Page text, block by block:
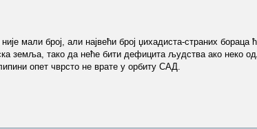
мали број, али највећи број џихадиста-страних бораца
земља, тако да неће бити дефицита људства ако неко
опет чврсто не врате у орбиту САД.